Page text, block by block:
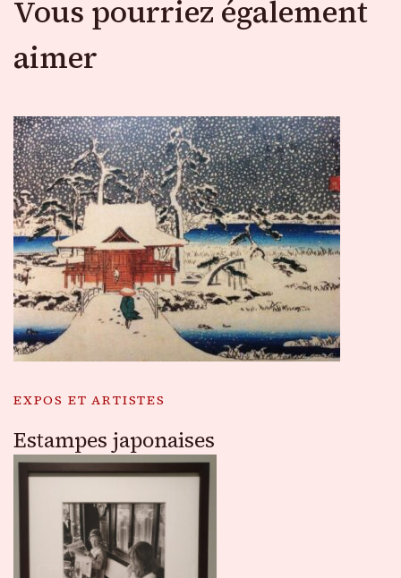
Vous pourriez également
aimer
EXPOS ET ARTISTES
Estampes japonaises